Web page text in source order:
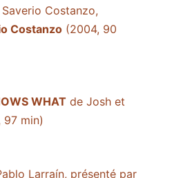
Costanzo,
Costanzo (2004, 90
WHAT de Josh et
97 min)
Larraín, présenté par